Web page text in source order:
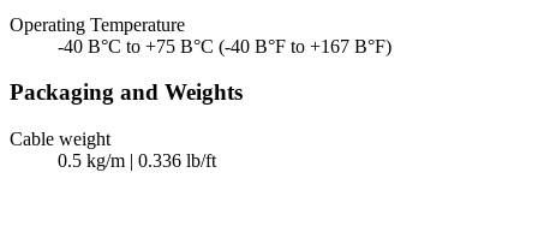
Operating Temperature
-40 В°C to +75 В°C (-40 В°F to +167 В°F)
Packaging and Weights
Cable weight
0.5 kg/m | 0.336 lb/ft